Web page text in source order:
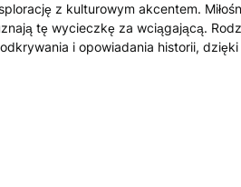
z kulturowym akcentem.
tę wycieczkę za wciągającą.
i opowiadania historii,